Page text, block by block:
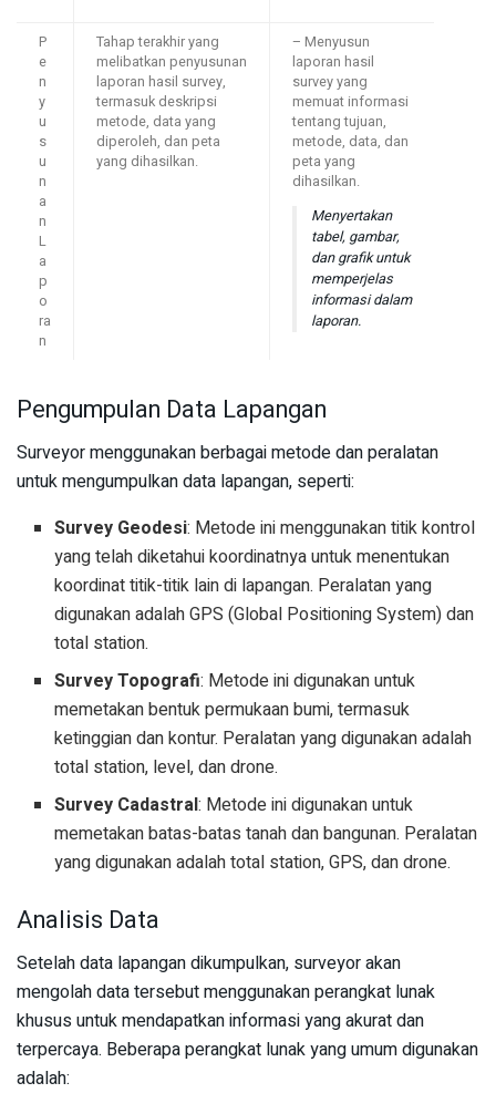
P
e
n
y
u
s
u
n
a
n
L
a
p
o
ra
n
Tahap terakhir yang
melibatkan penyusunan
laporan hasil survey,
termasuk deskripsi
metode, data yang
diperoleh, dan peta
yang dihasilkan.
– Menyusun
laporan hasil
survey yang
memuat informasi
tentang tujuan,
metode, data, dan
peta yang
dihasilkan.
Menyertakan
tabel, gambar,
dan grafik untuk
memperjelas
informasi dalam
laporan.
Pengumpulan Data Lapangan
Surveyor menggunakan berbagai metode dan peralatan
untuk mengumpulkan data lapangan, seperti:
Survey Geodesi: Metode ini menggunakan titik kontrol
yang telah diketahui koordinatnya untuk menentukan
koordinat titik-titik lain di lapangan. Peralatan yang
digunakan adalah GPS (Global Positioning System) dan
total station.
Survey Topografi: Metode ini digunakan untuk
memetakan bentuk permukaan bumi, termasuk
ketinggian dan kontur. Peralatan yang digunakan adalah
total station, level, dan drone.
Survey Cadastral: Metode ini digunakan untuk
memetakan batas-batas tanah dan bangunan. Peralatan
yang digunakan adalah total station, GPS, dan drone.
Analisis Data
Setelah data lapangan dikumpulkan, surveyor akan
mengolah data tersebut menggunakan perangkat lunak
khusus untuk mendapatkan informasi yang akurat dan
terpercaya. Beberapa perangkat lunak yang umum digunakan
adalah: